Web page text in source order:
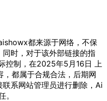
都来源于网络，不保
时，对于该外部链接的指
控制，在2025年5月16日 上
都属于合规合法，后期网
系网站管理员进行删除，Ai
。